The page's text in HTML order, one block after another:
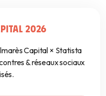
2026
Capital × Statista
& réseaux sociaux